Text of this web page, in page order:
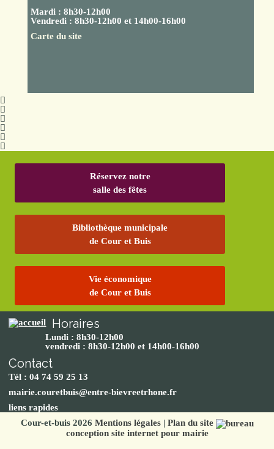
Mardi : 8h30-12h00
Vendredi : 8h30-12h00 et 14h00-16h00
Carte du site
Réservez notre
salle des fêtes
Bibliothèque municipale
de Cour et Buis
Vie économique
de Cour et Buis
Horaires
Lundi : 8h30-12h00
vendredi : 8h30-12h00 et 14h00-16h00
Contact
Tél : 04 74 59 25 13
mairie.couretbuis@entre-bievreetrhone.fr
liens rapides
Cour-et-buis 2026 Mentions légales| Plan du site
conception site internet pour mairie